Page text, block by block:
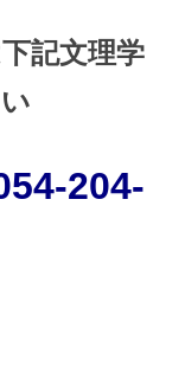
記文理学
-204-